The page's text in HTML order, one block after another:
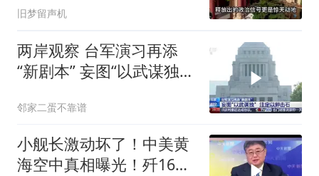
旧梦留声机
两岸观察 台军演习再添
“新剧本” 妄图“以武谋独”
邻家二蛋不靠谱
小舰长激动坏了！中美黄
海空中真相曝光！歼16狗